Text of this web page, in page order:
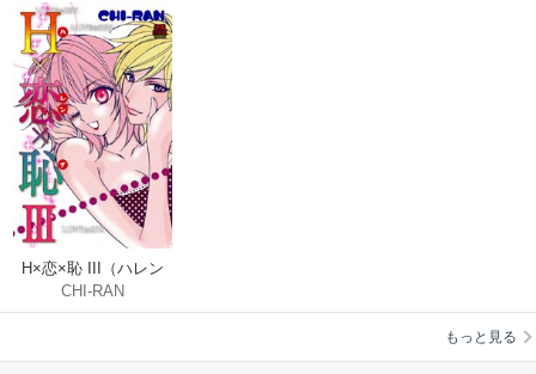
H×恋×恥 III（ハレン
チスリー）
CHI-RAN
もっと見る